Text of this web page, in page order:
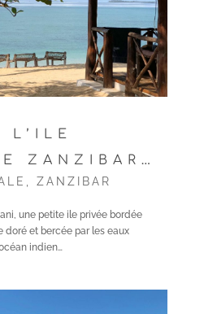
L’ILE
ZANZIBAR…
ZANZIBAR
une petite ile privée bordée
doré et bercée par les eaux
indien…